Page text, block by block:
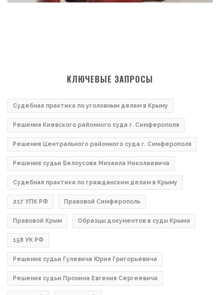
КЛЮЧЕВЫЕ ЗАПРОСЫ
Судебная практика по уголовным делам в Крыму
Решения Киевского районного суда г. Симферополя
Решения Центрального районного суда г. Симферополя
Решения судьи Белоусова Михаила Николаевича
Судебная практика по гражданским делам в Крыму
217 УПК РФ Правовой Симферополь
Правовой Крым Образцы документов в суды Крыма
158 УК РФ
Решения судьи Гулевича Юрия Григорьевича
Решения судьи Пронина Евгения Сергеевича